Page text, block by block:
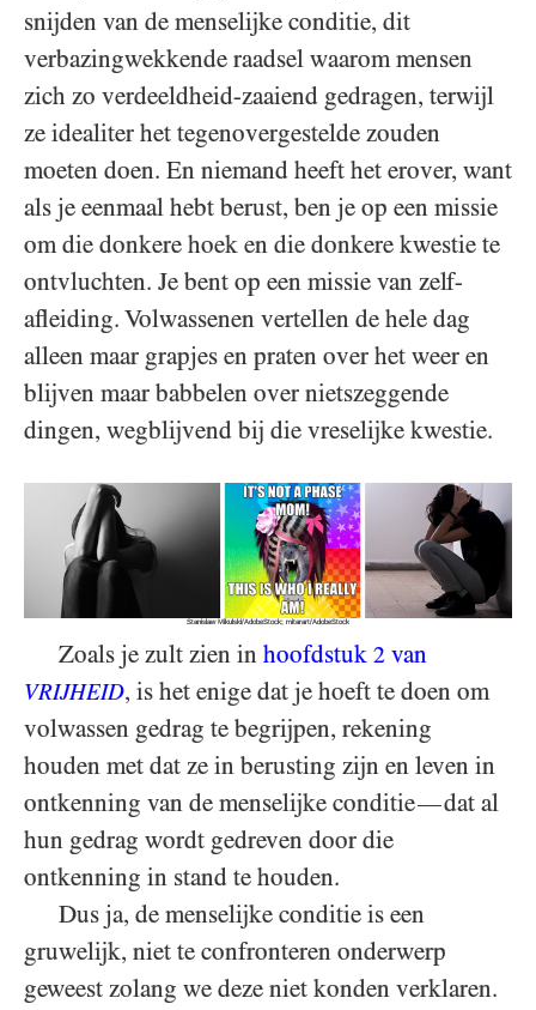
snijden van de menselijke conditie, dit
verbazingwekkende raadsel waarom mensen
zich zo verdeeldheid-zaaiend gedragen, terwijl
ze idealiter het tegenovergestelde zouden
moeten doen. En niemand heeft het erover, want
als je eenmaal hebt berust, ben je op een missie
om die donkere hoek en die donkere kwestie te
ontvluchten. Je bent op een missie van zelf-
afleiding. Volwassenen vertellen de hele dag
alleen maar grapjes en praten over het weer en
blijven maar babbelen over nietszeggende
dingen, wegblijvend bij die vreselijke kwestie.
Stanislaw Mikulski/AdobeStock; mitarart/AdobeStock
Zoals je zult zien in hoofdstuk 2 van
VRIJHEID, is het enige dat je hoeft te doen om
volwassen gedrag te begrijpen, rekening
houden met dat ze in berusting zijn en leven in
ontkenning van de menselijke conditie—dat al
hun gedrag wordt gedreven door die
ontkenning in stand te houden.
Dus ja, de menselijke conditie is een
gruwelijk, niet te confronteren onderwerp
geweest zolang we deze niet konden verklaren.